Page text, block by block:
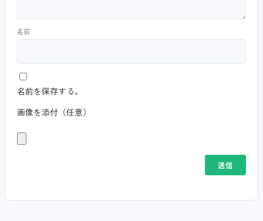
名前
名前を保存する。
画像を添付（任意）